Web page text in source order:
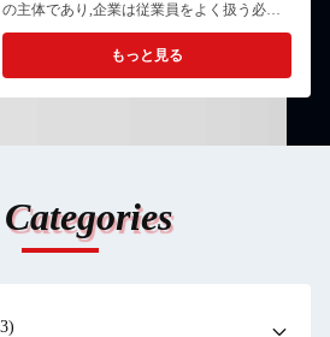
の主体であり,企業は従業員をよく扱う必要
があります.◎企業とは,上司と従業員の利益
の共同体である.◎能力と政治の誠実さを重
視し,美徳を持つ人々を育成することを主張
する◎学習と人材開発を奨励し,競争への参
もっと見る